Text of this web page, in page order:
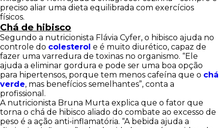
preciso aliar uma dieta equilibrada com exercícios
físicos.
Chá de hibisco
Segundo a nutricionista Flávia Cyfer, o hibisco ajuda no
controle do colesterol e é muito diurético, capaz de
fazer uma varredura de toxinas no organismo. “Ele
ajuda a eliminar gordura e pode ser uma boa opção
para hipertensos, porque tem menos cafeína que o chá
verde, mas benefícios semelhantes”, conta a
profissional.
A nutricionista Bruna Murta explica que o fator que
torna o chá de hibisco aliado do combate ao excesso de
peso é a ação anti-inflamatória. “A bebida ajuda a